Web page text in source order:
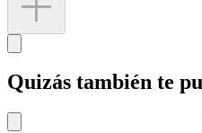
Quizás también te